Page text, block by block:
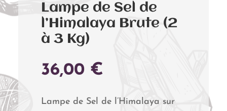
Lampe de Sel de
l’Himalaya Brute (2
à 3 Kg)
36,00 €
Lampe de Sel de l’Himalaya sur